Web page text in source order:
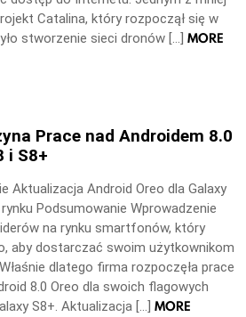
Catalina, który rozpoczął się w
stworzenie sieci dronów […] MORE
Prace nad Androidem 8.0
i S8+
Aktualizacja Android Oreo dla Galaxy
Podsumowanie Wprowadzenie
na rynku smartfonów, który
aby dostarczać swoim użytkownikom
dlatego firma rozpoczęła prace
8.0 Oreo dla swoich flagowych
S8+. Aktualizacja […] MORE